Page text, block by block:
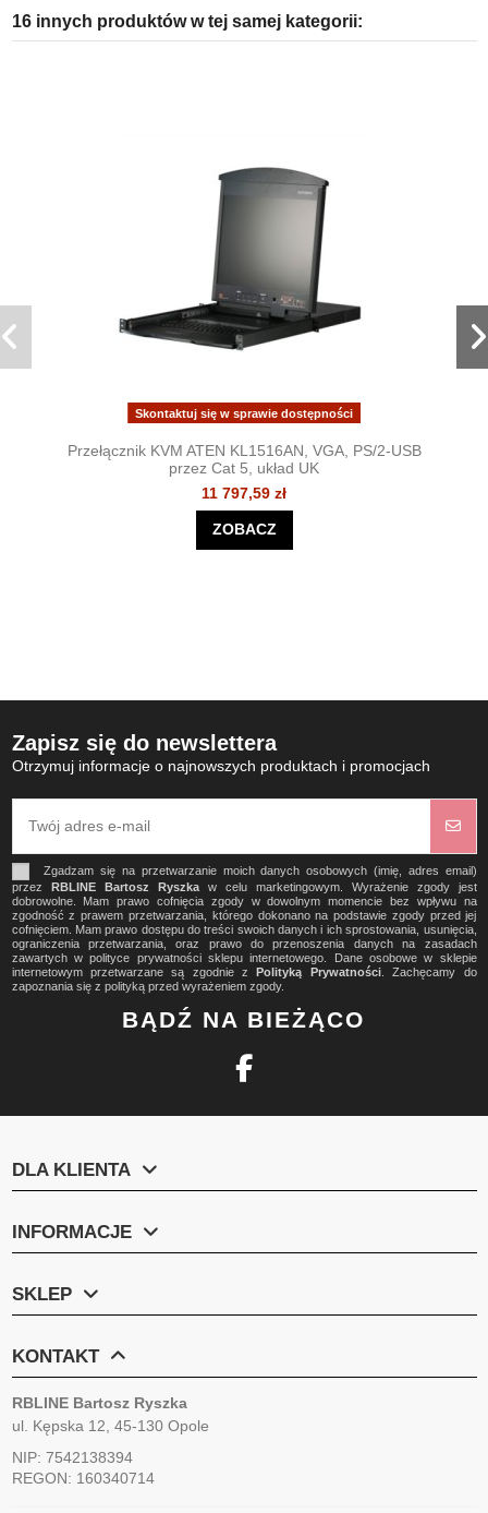
16 innych produktów w tej samej kategorii:
Skontaktuj się w sprawie dostępności
Przełącznik KVM ATEN KL1516AN, VGA, PS/2-USB
przez Cat 5, układ UK
11 797,59 zł
ZOBACZ
Zapisz się do newslettera
Otrzymuj informacje o najnowszych produktach i promocjach
Zgadzam się na przetwarzanie moich danych osobowych (imię, adres email)
przez RBLINE Bartosz Ryszkaw celu marketingowym. Wyrażenie zgody jest
dobrowolne. Mam prawo cofnięcia zgody w dowolnym momencie bez wpływu na
zgodność z prawem przetwarzania, którego dokonano na podstawie zgody przed jej
cofnięciem. Mam prawo dostępu do treści swoich danych i ich sprostowania, usunięcia,
ograniczenia przetwarzania, oraz prawo do przenoszenia danych na zasadach
zawartych w polityce prywatności sklepu internetowego. Dane osobowe w sklepie
internetowym przetwarzane są zgodnie zPolityką Prywatności. Zachęcamy do
zapoznania się z polityką przed wyrażeniem zgody.
BĄDŹ NA BIEŻĄCO
DLA KLIENTA
INFORMACJE
SKLEP
KONTAKT
RBLINE Bartosz Ryszka
ul. Kępska 12, 45-130 Opole
NIP: 7542138394
REGON: 160340714